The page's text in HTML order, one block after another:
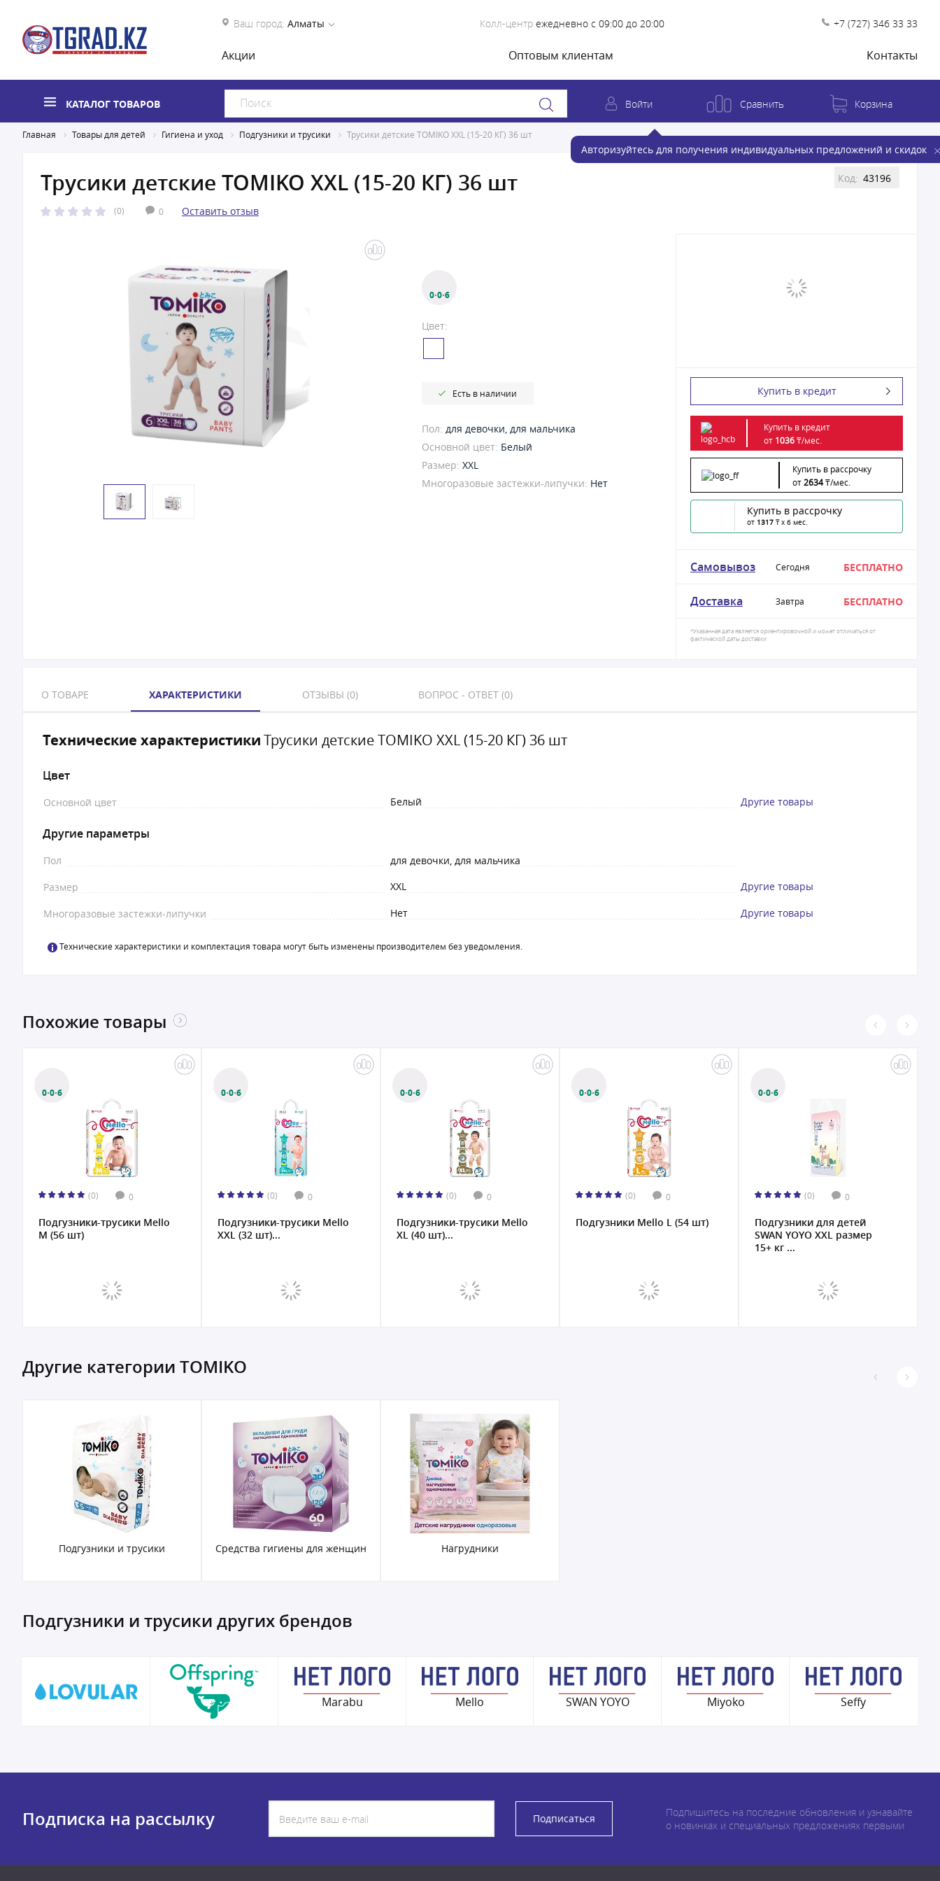
Ваш город: Алматы Колл-центр ежедневно с 09:00 до 20:00 +7 (727) 346 33 33
Акции Оптовым клиентам Контакты
КАТАЛОГ ТОВАРОВ Войти
Авторизуйтесь для получения индивидуальных предложений и скидок
Сравнить Корзина
Главная Товары для детей Гигиена и уход Подгузники и трусики Трусики детские TOMIKO XXL (15-20 КГ) 36 шт
Трусики детские TOMIKO XXL (15-20 КГ) 36 шт
(0) 0 Оставить отзыв
Код: 43196
0·0·6
Цвет:
Есть в наличии
Пол: для девочки, для мальчика
Основной цвет: Белый
Размер: XXL
Многоразовые застежки-липучки: Нет
Купить в кредит
Купить в кредит
от 1036₸/мес.
Купить в рассрочку
от2634₸/мес.
Купить в рассрочку
от 1317 ₸ x 6 мес.
Самовывоз Сегодня БЕСПЛАТНО
Доставка Завтра БЕСПЛАТНО
*Указанная дата является ориентировочной и может отличаться от
фактической даты доставки
О ТОВАРЕ ХАРАКТЕРИСТИКИ ОТЗЫВЫ (0) ВОПРОС - ОТВЕТ (0)
Технические характеристикиТрусики детские TOMIKO XXL (15-20 КГ) 36 шт
Цвет
Основной цвет Белый Другие товары
Другие параметры
Пол
для девочки, для мальчика
Размер
XXL Другие товары
Многоразовые застежки-липучки Нет Другие товары
Технические характеристики и комплектация товара могут быть изменены производителем без уведомления.
Похожие товары
0·0·6
(0) 0
Подгузники-трусики Mello
M (56 шт)
0·0·6
(0) 0
Подгузники-трусики Mello
XXL (32 шт)...
0·0·6
(0) 0
Подгузники-трусики Mello
XL (40 шт)...
0·0·6
(0) 0
Подгузники Mello L (54 шт)
0·0·6
(0) 0
Подгузники для детей
SWAN YOYO XXL размер
15+ кг ...
Другие категории TOMIKO
Подгузники и трусики Средства гигиены для женщин Нагрудники
Подгузники и трусики других брендов
Marabu Mello SWAN YOYO Miyoko Seffy
Подписка на рассылку Подписаться
Подпишитесь на последние обновления и узнавайте
о новинках и специальных предложениях первыми